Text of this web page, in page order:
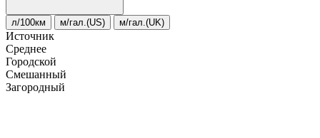
л/100км м/гал.(US) м/гал.(UK)
Источник
Среднее
Городской
Смешанный
Загородный